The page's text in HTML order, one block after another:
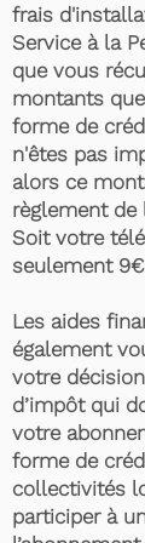
frais
Service à la
que vous
montants
forme de
n'êtes pas
alors ce
règlement de
Soit votre
seulement
Les aides
également
votre
d’impôt qui
votre
forme de
collectivités
participer à